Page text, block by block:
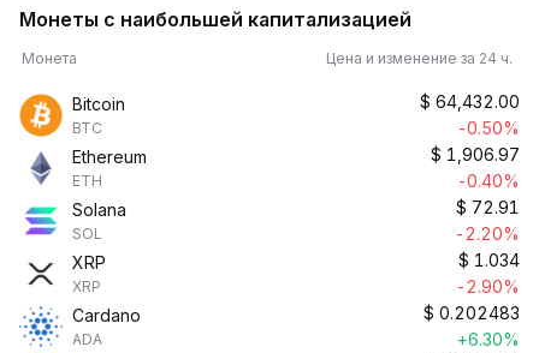
Монеты с наибольшей капитализацией
Монета Цена и изменение за 24 ч.
Bitcoin
BTC
$ 64,432.00
-0.50%
Ethereum
ETH
$ 1,906.97
-0.40%
Solana
SOL
$ 72.91
-2.20%
XRP
XRP
$ 1.034
-2.90%
Cardano
ADA
$ 0.202483
+6.30%